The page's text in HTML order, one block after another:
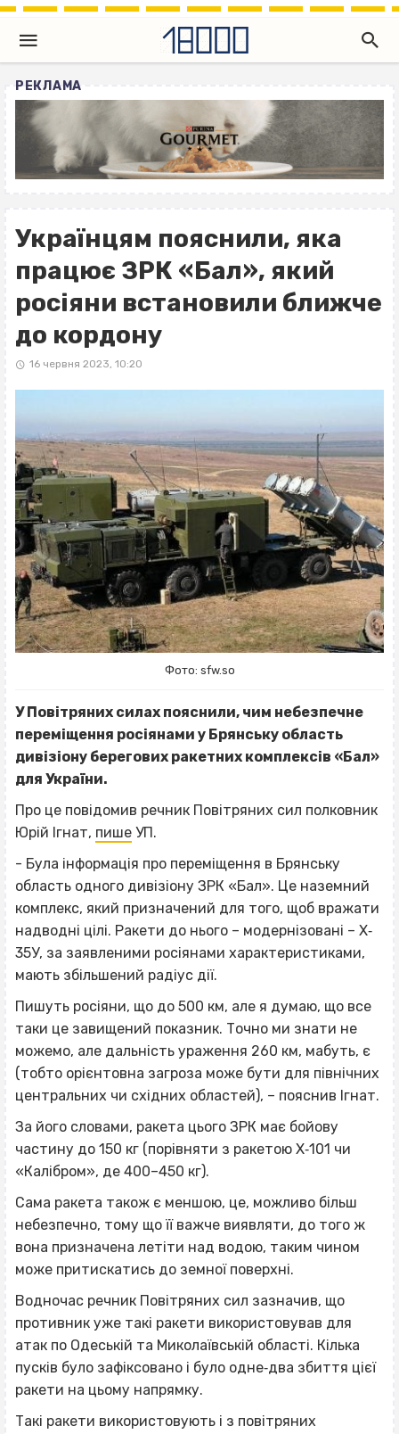
РЕКЛАМА
Українцям пояснили, яка
працює ЗРК «Бал», який
росіяни встановили ближче
до кордону
16 червня 2023, 10:20
Фото: sfw.so
У Повітряних силах пояснили, чим небезпечне
переміщення росіянами у Брянську область
дивізіону берегових ракетних комплексів «Бал»
для України.
Про це повідомив речник Повітряних сил полковник
Юрій Ігнат, пише УП.
- Була інформація про переміщення в Брянську
область одного дивізіону ЗРК «Бал». Це наземний
комплекс, який призначений для того, щоб вражати
надводні цілі. Ракети до нього – модернізовані – Х‐
35У, за заявленими росіянами характеристиками,
мають збільшений радіус дії.
Пишуть росіяни, що до 500 км, але я думаю, що все
таки це завищений показник. Точно ми знати не
можемо, але дальність ураження 260 км, мабуть, є
(тобто орієнтовна загроза може бути для північних
центральних чи східних областей), – пояснив Ігнат.
За його словами, ракета цього ЗРК має бойову
частину до 150 кг (порівняти з ракетою Х‐101 чи
«Калібром», де 400–450 кг).
Сама ракета також є меншою, це, можливо більш
небезпечно, тому що її важче виявляти, до того ж
вона призначена летіти над водою, таким чином
може притискатись до земної поверхні.
Водночас речник Повітряних сил зазначив, що
противник уже такі ракети використовував для
атак по Одеській та Миколаївській області. Кілька
пусків було зафіксовано і було одне‐два збиття цієї
ракети на цьому напрямку.
Такі ракети використовують і з повітряних